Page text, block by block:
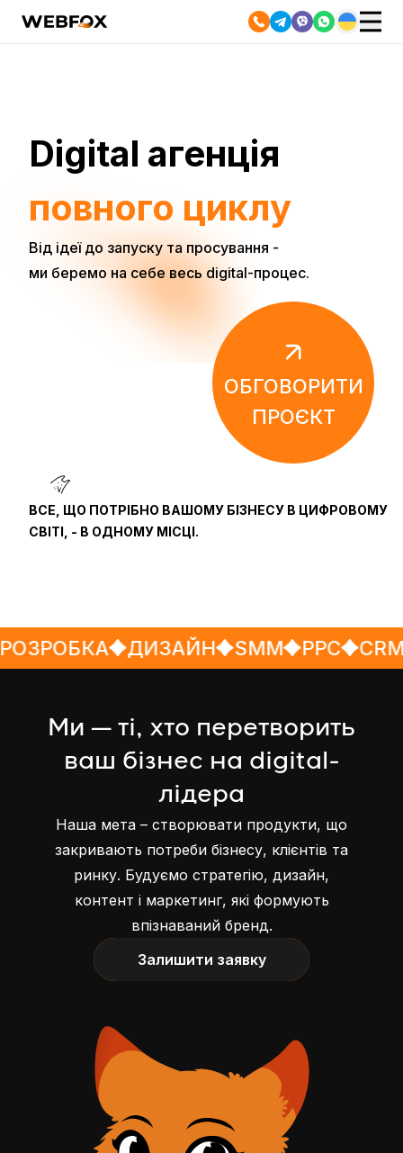
Digital агенція
повного циклу
Від ідеї до запуску та просування -
ми беремо на себе весь digital-процес.
ОБГОВОРИТИ
ПРОЄКТ
ВСЕ, ЩО ПОТРІБНО ВАШОМУ БІЗНЕСУ В ЦИФРОВОМУ
СВІТІ, - В ОДНОМУ МІСЦІ.
ДИЗАЙН SMM PPC CRM
Ми — ті, хто перетворить
ваш бізнес на digital-
лідера
Наша мета – створювати продукти, що
закривають потреби бізнесу, клієнтів та
ринку. Будуємо стратегію, дизайн,
контент і маркетинг, які формують
впізнаваний бренд.
Залишити заявку